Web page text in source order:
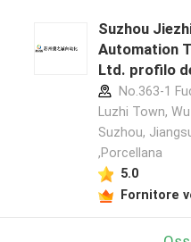
Suzhou
Automation
Ltd. profilo
No.363-1
Luzhi Town,
Suzhou,
,Porcellana
5.0
Fornitore